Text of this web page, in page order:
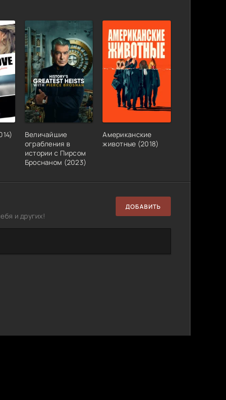
Величайшие
ограбления в
истории с Пирсом
Броснаном (2023)
Американские
животные (2018)
и других!
ДОБАВИТЬ